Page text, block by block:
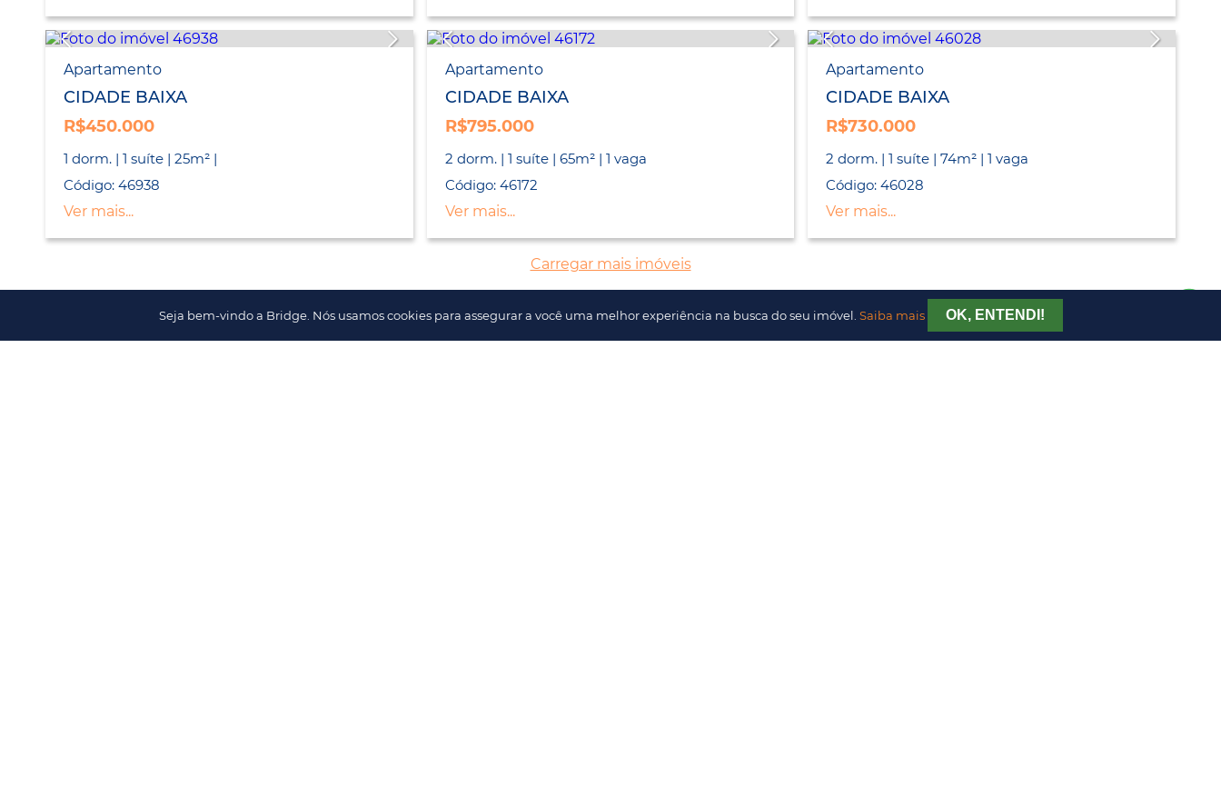
Apartamento
CIDADE BAIXA
R$450.000
1 dorm. | 1 suíte | 25m² |
Código: 46938
Ver mais...
Apartamento
CIDADE BAIXA
R$795.000
2 dorm. | 1 suíte | 65m² | 1 vaga
Código: 46172
Ver mais...
Apartamento
CIDADE BAIXA
R$730.000
2 dorm. | 1 suíte | 74m² | 1 vaga
Código: 46028
Ver mais...
Carregar mais imóveis
Seja bem-vindo a Bridge. Nós usamos cookies para assegurar a você uma melhor experiência na busca do seu imóvel. Saiba mais OK, ENTENDI!